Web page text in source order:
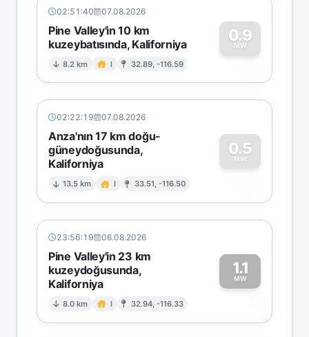
02:51:40 07.08.2026
Pine Valley'in 10 km
kuzeybatısında, Kaliforniya
8.2 km I 32.89, -116.59
0.9
MW
0
02:22:19 07.08.2026
Anza'nın 17 km doğu-
güneydoğusunda,
Kaliforniya
13.5 km I 33.51, -116.50
0.5
MW
0
23:56:19 06.08.2026
Pine Valley'in 23 km
kuzeydoğusunda,
Kaliforniya
8.0 km I 32.94, -116.33
1.1
MW
1